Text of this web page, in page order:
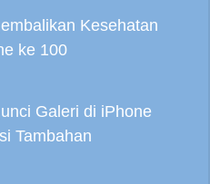
Kesehatan
ke 100
Galeri di iPhone
Tambahan